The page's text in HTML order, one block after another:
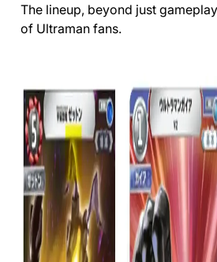
The lineup, beyond just
of Ultraman fans.